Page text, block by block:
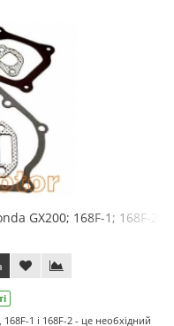
GX200; 168F-1; 168F-2
1 і 168F-2 - це необхідний